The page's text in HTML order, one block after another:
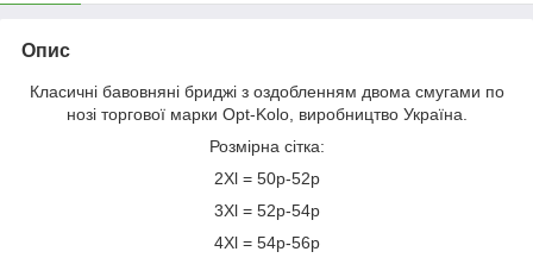
Опис
Класичні бавовняні бриджі з оздобленням двома смугами по
нозі торгової марки Opt-Kolo, виробництво Україна.
Розмірна сітка:
2Xl = 50р-52р
3Xl = 52р-54р
4Xl = 54р-56р